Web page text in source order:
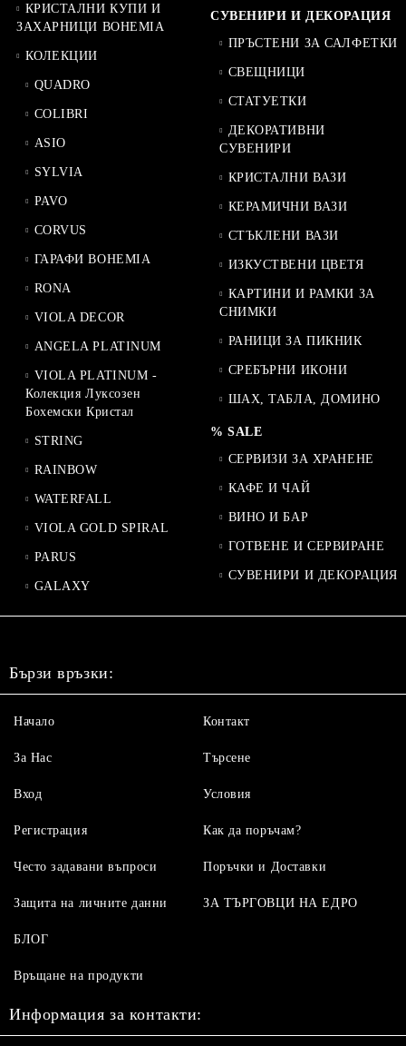
КРИСТАЛНИ КУПИ И
ЗАХАРНИЦИ BOHEMIA
КОЛЕКЦИИ
QUADRO
COLIBRI
ASIO
SYLVIA
PAVO
CORVUS
ГАРАФИ BOHEMIA
RONA
VIOLA DECOR
ANGELA PLATINUM
VIOLA PLATINUM -
Колекция Луксозен
Бохемски Кристал
STRING
RAINBOW
WATERFALL
VIOLA GOLD SPIRAL
PARUS
GALAXY
СУВЕНИРИ И ДЕКОРАЦИЯ
ПРЪСТЕНИ ЗА САЛФЕТКИ
СВЕЩНИЦИ
СТАТУЕТКИ
ДЕКОРАТИВНИ
СУВЕНИРИ
КРИСТАЛНИ ВАЗИ
КЕРАМИЧНИ ВАЗИ
СТЪКЛЕНИ ВАЗИ
ИЗКУСТВЕНИ ЦВЕТЯ
КАРТИНИ И РАМКИ ЗА
СНИМКИ
РАНИЦИ ЗА ПИКНИК
СРЕБЪРНИ ИКОНИ
ШАХ, ТАБЛА, ДОМИНО
% SALE
СЕРВИЗИ ЗА ХРАНЕНЕ
КАФЕ И ЧАЙ
ВИНО И БАР
ГОТВЕНЕ И СЕРВИРАНЕ
СУВЕНИРИ И ДЕКОРАЦИЯ
Бързи връзки:
Начало
За Нас
Вход
Регистрация
Контакт
Търсене
Условия
Как да поръчам?
Често задавани въпроси
Защита на личните данни
БЛОГ
Връщане на продукти
Поръчки и Доставки
ЗА ТЪРГОВЦИ НА ЕДРО
Информация за контакти: